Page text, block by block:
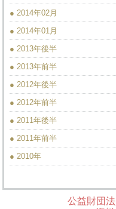
● 2014年02月
● 2014年01月
● 2013年後半
● 2013年前半
● 2012年後半
● 2012年前半
● 2011年後半
● 2011年前半
● 2010年
公益財団